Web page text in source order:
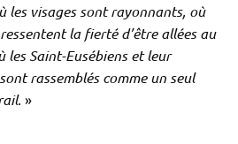
les visages sont rayonnants, où
la fierté d’être allées au
les Saint-Eusébiens et leur
rassemblés comme un seul
»